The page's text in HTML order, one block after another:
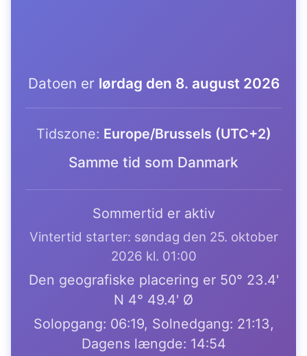
Datoen er lørdag den 8. august 2026
Tidszone: Europe/Brussels (UTC+2)
Samme tid som Danmark
Sommertid er aktiv
Vintertid starter: søndag den 25. oktober
2026 kl. 01:00
Den geografiske placering er 50° 23.4'
N 4° 49.4' Ø
Solopgang: 06:19, Solnedgang: 21:13,
Dagens længde: 14:54